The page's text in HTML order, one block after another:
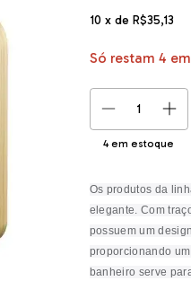
10 x de R$35,13
Só restam 4
4em estoque
Os produtos da
elegante. Com
possuem um
proporcionando
banheiro serve